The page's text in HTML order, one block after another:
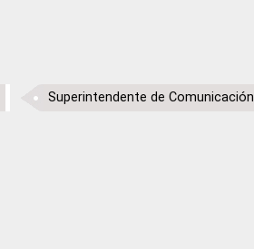
Superintendente de Comunicación